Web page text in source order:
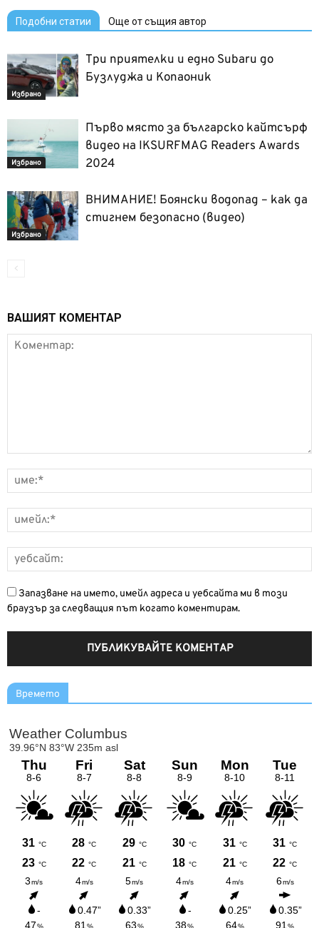
Подобни статии Още от същия автор
Избрано
Три приятелки и едно Subaru до
Бузлуджа и Копаоник
Избрано
Първо място за българско кайтсърф
видео на IKSURFMAG Readers Awards
2024
Избрано
ВНИМАНИЕ! Боянски водопад – как да
стигнем безопасно (видео)
ВАШИЯТ КОМЕНТАР
Запазване на името, имейл адреса и уебсайта ми в този
браузър за следващия път когато коментирам.
Времето